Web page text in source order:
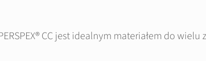
CC jest idealnym materiałem do